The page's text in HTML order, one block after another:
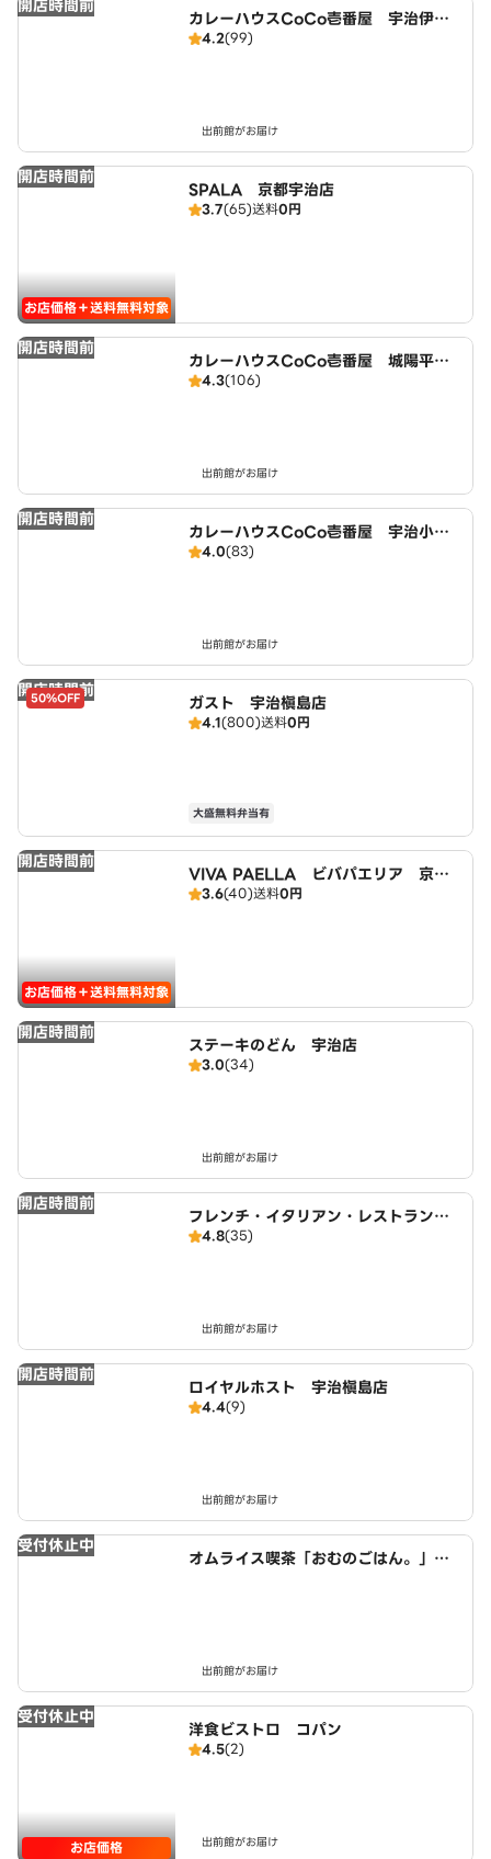
開店時間前
カレーハウスCoCo壱番屋 宇治伊勢
田店（SD）
4.2(99)
出前館がお届け
開店時間前
お店価格＋送料無料対象
SPALA 京都宇治店
3.7(65)送料0円
開店時間前
カレーハウスCoCo壱番屋 城陽平川
店（SD）
4.3(106)
出前館がお届け
開店時間前
カレーハウスCoCo壱番屋 宇治小倉
店（SD）
4.0(83)
出前館がお届け
開店時間前
50%OFF ガスト 宇治槇島店
4.1(800)送料0円
大盛無料弁当有
開店時間前
お店価格＋送料無料対象
VIVA PAELLA ビバパエリア 京都
宇治店
3.6(40)送料0円
開店時間前
ステーキのどん 宇治店
3.0(34)
出前館がお届け
開店時間前
フレンチ・イタリアン・レストラン
すわん
4.8(35)
出前館がお届け
開店時間前
ロイヤルホスト 宇治槇島店
4.4(9)
出前館がお届け
受付休止中
オムライス喫茶「おむのごはん。」
出前館がお届け
受付休止中
お店価格
洋食ビストロ コパン
4.5(2)
出前館がお届け